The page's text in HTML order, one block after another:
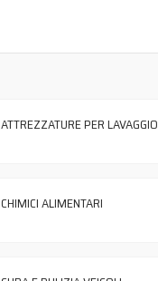
ATTREZZATURE PER LAVAGGIO
CHIMICI ALIMENTARI